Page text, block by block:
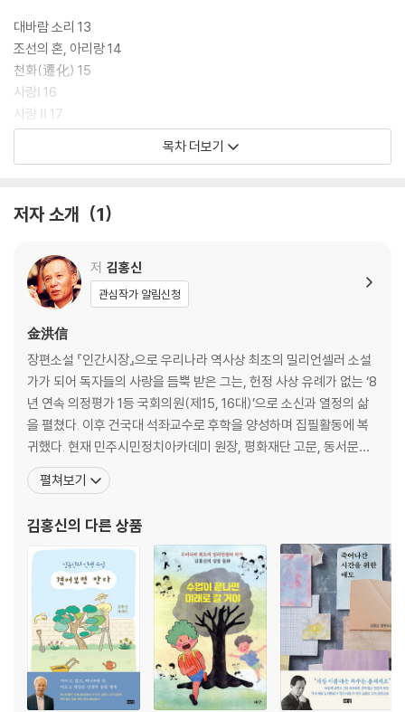
의 존재 양식을 말하는 것이 된다”고 평한다.
대바람 소리 13
조선의 혼, 아리랑 14
천화(遷化) 15
사랑Ⅰ 16
사랑 Ⅱ 17
사람은 지구의 나그네 18
내 인생의 오로라 22
바람에게 물었다 24
사람으로 태어나 무엇을 남길 텐가 25
귀신에게 시비 걸기 26
살아있음은 기적 27
2부 겪어보면 안다
겪어보면 안다 31
신이 주신 선물 32
불을 끌 만큼 눈물 흘려 보았느냐 34
그냥 살자 36
하늘을 마신다 37
내 인생의 구렁텅이 39
따라 배우기 41
인생 42
사람꽃 44
해돋이와 해넘이 45
심장 속으로 들어온 사랑 46
사랑 그리고 이별 47
목차 더보기
저자 소개 1
저 김홍신
관심작가 알림신청
金洪信
장편소설 『인간시장』으로 우리나라 역사상 최초의 밀리언셀러 소설
가가 되어 독자들의 사랑을 듬뿍 받은 그는, 헌정 사상 유례가 없는 ‘8
년 연속 의정평가 1등 국회의원(제15, 16대)’으로 소신과 열정의 삶
을 펼쳤다. 이후 건국대 석좌교수로 후학을 양성하며 집필활동에 복
귀했다. 현재 민주시민정치아카데미 원장, 평화재단 고문, 동서문학
상 운영위원장 등으로 활동하고 있다. 충남 공주에서 태어나 논산에
서 성장했으며 건국대 국문과를 졸업하고 동대학원에서 문학박사 및
이후 『인간시장』 『칼날 위의 전쟁』 『바람 바람 바
펼쳐보기
김홍신의 다른 상품